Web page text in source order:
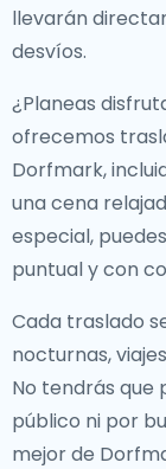
llevarán
desvíos.
¿Planeas
ofrecemos
Dorfmark,
una cena
especial,
puntual y con
Cada traslado
nocturnas,
No tendrás
público ni por
mejor de